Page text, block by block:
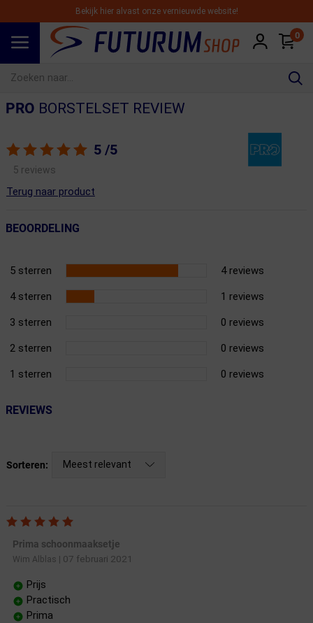
Bekijk hier alvast onze vernieuwde website!
0
PRO BORSTELSET REVIEW
5 /5
5 reviews
Terug naar product
BEOORDELING
5 sterren 4 reviews
4 sterren 1 reviews
3 sterren 0 reviews
2 sterren 0 reviews
1 sterren 0 reviews
REVIEWS
Sorteren: Meest relevant
Prima schoonmaaksetje
Wim Alblas 07 februari 2021
Prijs
Practisch
Prima